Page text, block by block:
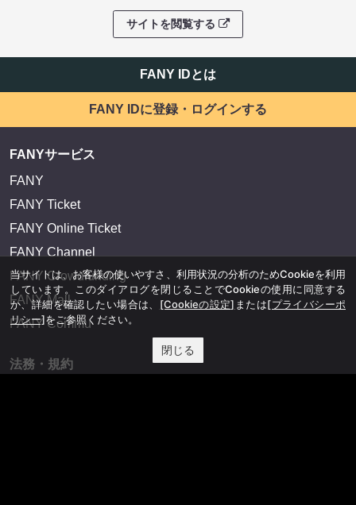
サイトを閲覧する
FANY IDとは
FANY IDに登録・ログインする
FANYサービス
FANY
FANY Ticket
FANY Online Ticket
FANY Channel
FANY Crowdfunding
FANY Mall
FANY Commu
法務・規約
当サイトは、お客様の使いやすさ、利用状況の分析のためCookieを利用
しています。このダイアログを閉じることでCookieの使用に同意する
か、詳細を確認したい場合は、 [Cookieの設定] または[プライバシーポ
リシー]をご参照ください。
閉じる